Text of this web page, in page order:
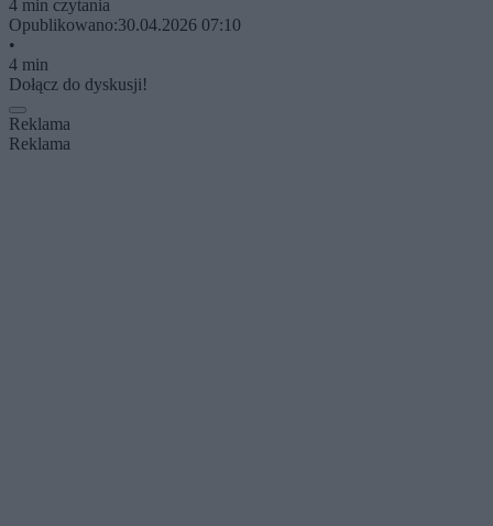
4 min czytania
Opublikowano:30.04.2026 07:10
•
4 min
Dołącz do dyskusji!
Reklama
Reklama